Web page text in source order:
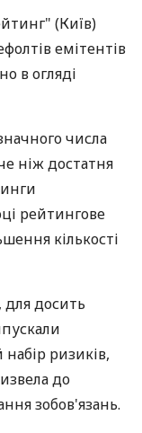
(Київ)
емітентів
в огляді
числа
ніж достатня
рейтингове
кількості
для досить
ризиків,
до
зобов'язань.